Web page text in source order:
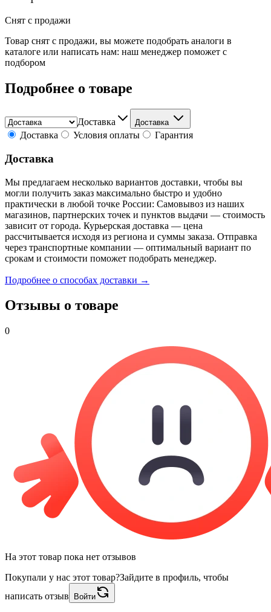
Снят с продажи
Товар снят с продажи, вы можете подобрать аналоги в
каталоге или написать нам: наш менеджер поможет с
подбором
Подробнее о товаре
Доставка Доставка
Доставка Условия оплаты Гарантия
Доставка
Мы предлагаем несколько вариантов доставки, чтобы вы
могли получить заказ максимально быстро и удобно
практически в любой точке России: Самовывоз из наших
магазинов, партнерских точек и пунктов выдачи — стоимость
зависит от города. Курьерская доставка — цена
рассчитывается исходя из региона и суммы заказа. Отправка
через транспортные компании — оптимальный вариант по
срокам и стоимости поможет подобрать менеджер.
Подробнее о способах доставки →
Отзывы о товаре
0
На этот товар пока нет отзывов
Покупали у нас этот товар?Зайдите в профиль, чтобы
написать отзыв
Войти